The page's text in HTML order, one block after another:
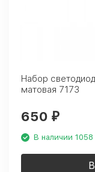
Набор
матовая 7173
650 ₽
В наличии